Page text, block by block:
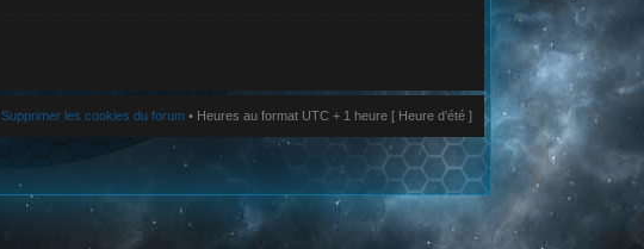
Supprimer les cookies du forum• Heures au format UTC + 1 heure [ Heure d’été ]